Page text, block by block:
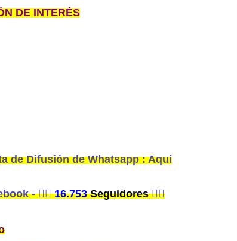
DE INTERÉS
de Difusión de Whatsapp : Aquí
-👍🏼16.753Seguidores👍🏼